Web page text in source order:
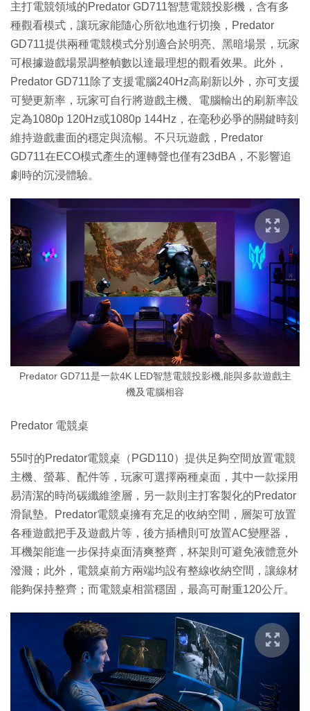
主打電競領域的Predator GD711智慧電競投影機，含有多
種觀看模式，讓玩家能隨心所欲地進行切換，Predator
GD711提供兩種電競模式分別適合於明亮、黑暗場景，玩家
可根據遊戲場景調整幀數以達最理想的觀看效果。此外，
Predator GD711除了支援電腦240Hz高刷新以外，亦可支援
可變更新率，玩家可自行將遊戲主機、電腦輸出的刷新率設
定為1080p 120Hz或1080p 144Hz，在毫秒必爭的關鍵時刻
維持遊戲畫面的穩定與流暢。不只玩遊戲，Predator
GD711在ECO模式產生的運轉聲也僅有23dBA，不影響追
劇時的沉浸體驗。
Predator GD711是一款4K LED智慧電競投影機,能與多款遊戲主
機及電腦相容
Predator 電競桌
55吋的Predator電競桌（PGD110）提供足夠空間放置電競
主機、螢幕、配件等，玩家可選擇兩種桌面，其中一款採用
易清潔的時尚碳纖維塗層，另一款則主打客製化的Predator
滑鼠墊。Predator電競桌擁有充足的收納空間，層架可放置
各種遊戲把手及遊戲片等，後方插槽則可放置AC變壓器，
耳機架能進一步保持桌面清爽整齊，杯架則可避免液體意外
潑濺；此外，電競桌前方兩端均設有整線收納空間，讓線材
能夠保持整齊；而電競桌相當穩固，最高可耐重120公斤。